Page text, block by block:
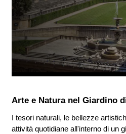
Arte e Natura nel Giardino
I tesori naturali, le bellezze
attività quotidiane all'interno di un